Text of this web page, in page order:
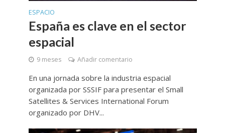
ESPACIO
España es clave en el sector
espacial
9 meses Añadir comentario
En una jornada sobre la industria espacial
organizada por SSSIF para presentar el Small
Satellites & Services International Forum
organizado por DHV...